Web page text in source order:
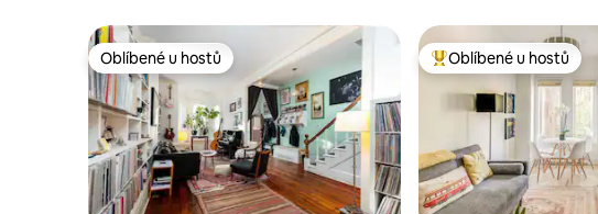
Oblíbené u hostů
Oblíbené u hostů Nejlepší v kategorii
Oblíbené u hostů